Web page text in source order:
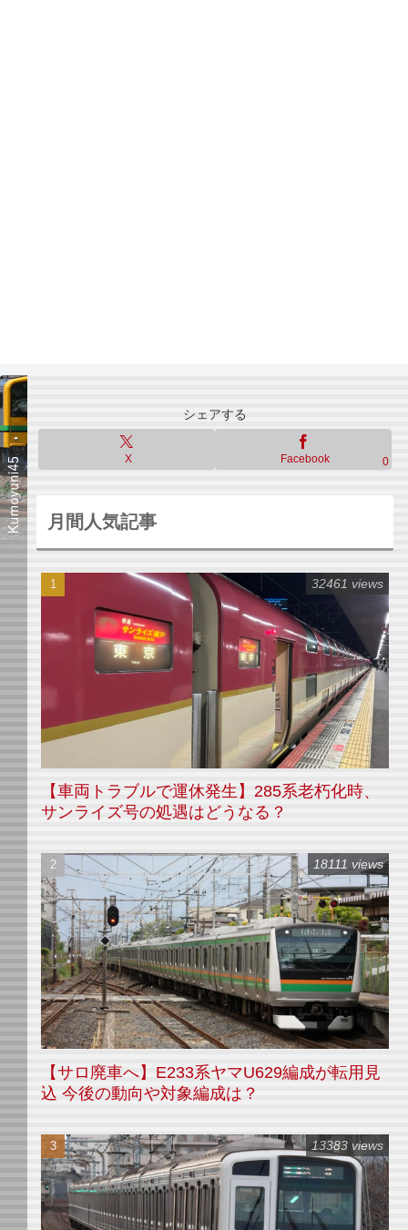
シェアする
X Facebook 0
月間人気記事
【車両トラブルで運休発生】285系老朽化時、
サンライズ号の処遇はどうなる？
32461 views
【サロ廃車へ】E233系ヤマU629編成が転用見
込 今後の動向や対象編成は？
18111 views
13383 views